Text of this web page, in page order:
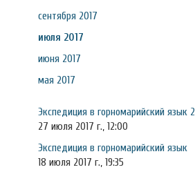
сентября 2017
июля 2017
июня 2017
мая 2017
Экспедиция в горномарийский язык 2
27 июля 2017 г., 12:00
Экспедиция в горномарийский язык
18 июля 2017 г., 19:35